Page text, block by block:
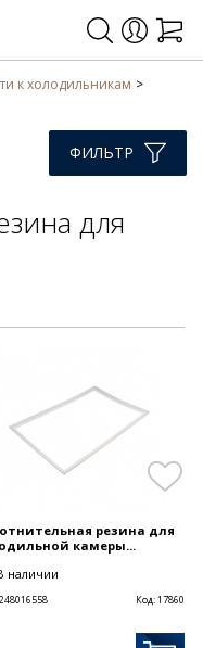
к холодильникам
ФИЛЬТР
для
резина для
камеры...
наличии
Код:17860